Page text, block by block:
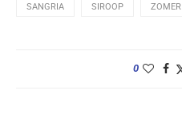
SANGRIA SIROOP ZOMER
0